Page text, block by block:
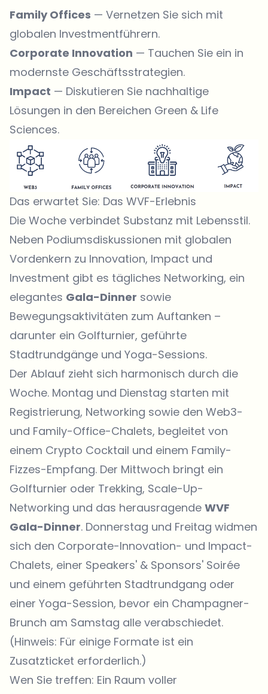
Family Offices — Vernetzen Sie sich mit
globalen Investmentführern.
Corporate Innovation — Tauchen Sie ein in
modernste Geschäftsstrategien.
Impact — Diskutieren Sie nachhaltige
Lösungen in den Bereichen Green & Life
Sciences.
Das erwartet Sie: Das WVF-Erlebnis
Die Woche verbindet Substanz mit Lebensstil.
Neben Podiumsdiskussionen mit globalen
Vordenkern zu Innovation, Impact und
Investment gibt es tägliches Networking, ein
elegantes Gala-Dinner sowie
Bewegungsaktivitäten zum Auftanken –
darunter ein Golfturnier, geführte
Stadtrundgänge und Yoga-Sessions.
Der Ablauf zieht sich harmonisch durch die
Woche. Montag und Dienstag starten mit
Registrierung, Networking sowie den Web3-
und Family-Office-Chalets, begleitet von
einem Crypto Cocktail und einem Family-
Fizzes-Empfang. Der Mittwoch bringt ein
Golfturnier oder Trekking, Scale-Up-
Networking und das herausragende WVF
Gala-Dinner. Donnerstag und Freitag widmen
sich den Corporate-Innovation- und Impact-
Chalets, einer Speakers' & Sponsors' Soirée
und einem geführten Stadtrundgang oder
einer Yoga-Session, bevor ein Champagner-
Brunch am Samstag alle verabschiedet.
(Hinweis: Für einige Formate ist ein
Zusatzticket erforderlich.)
Wen Sie treffen: Ein Raum voller